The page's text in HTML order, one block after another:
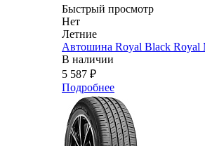
Быстрый просмотр
Нет
Летние
Автошина Royal Black Royal
В наличии
5 587 ₽
Подробнее